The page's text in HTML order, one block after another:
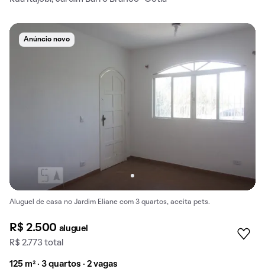
Anúncio novo
Aluguel de casa no Jardim Eliane com 3 quartos, aceita pets.
R$ 2.500 aluguel
R$ 2.773 total
125 m² · 3 quartos · 2 vagas